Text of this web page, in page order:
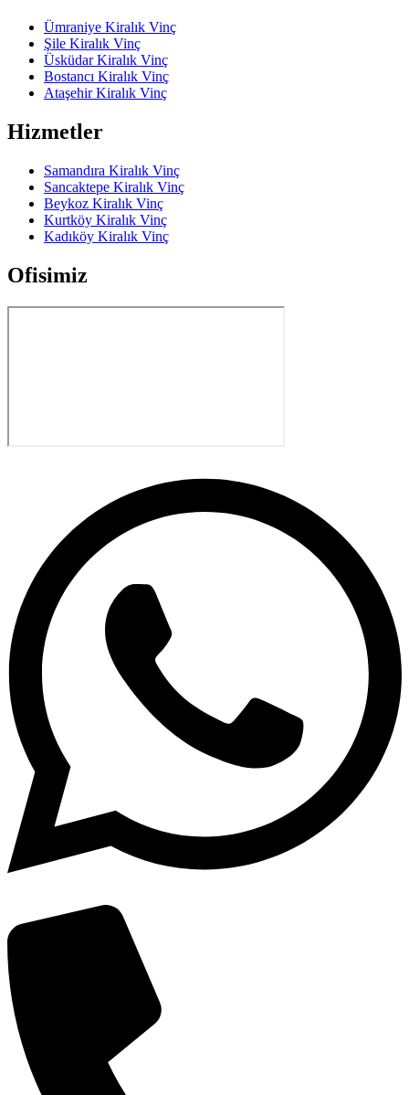
Ümraniye Kiralık Vinç
Şile Kiralık Vinç
Üsküdar Kiralık Vinç
Bostancı Kiralık Vinç
Ataşehir Kiralık Vinç
Hizmetler
Samandıra Kiralık Vinç
Sancaktepe Kiralık Vinç
Beykoz Kiralık Vinç
Kurtköy Kiralık Vinç
Kadıköy Kiralık Vinç
Ofisimiz